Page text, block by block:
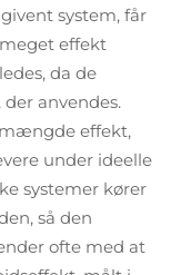
system, får
effekt
da de
anvendes.
effekt,
under ideelle
systemer kører
så den
ofte med at